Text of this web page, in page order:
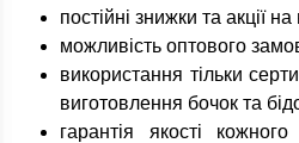
постійні знижки та акції на
можливість оптового
використання тільки
виготовлення бочок та
гарантія якості